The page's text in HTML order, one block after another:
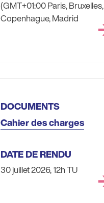
(GMT+01:00 Paris, Bruxelles,
Copenhague, Madrid
DOCUMENTS
Cahier des charges
DATE DE RENDU
30 juillet 2026, 12h TU